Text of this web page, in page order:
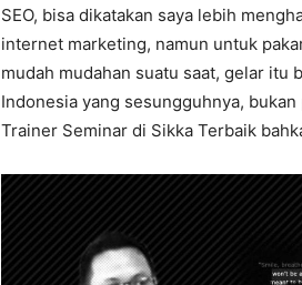
SEO, bisa dikatakan saya lebih
internet marketing, namun untuk
mudah mudahan suatu saat, gelar itu
Indonesia yang sesungguhnya,
Trainer Seminar di Sikka Terbaik